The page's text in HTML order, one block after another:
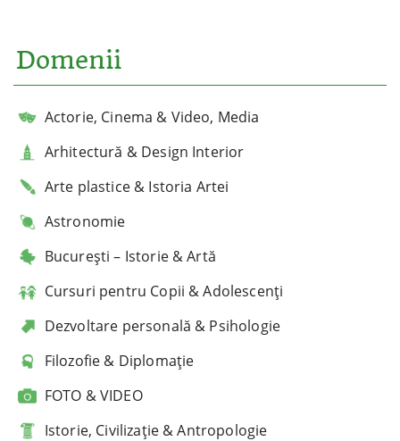
Domenii
Actorie, Cinema & Video, Media
Arhitectură & Design Interior
Arte plastice & Istoria Artei
Astronomie
București – Istorie & Artă
Cursuri pentru Copii & Adolescenți
Dezvoltare personală & Psihologie
Filozofie & Diplomație
FOTO & VIDEO
Istorie, Civilizație & Antropologie